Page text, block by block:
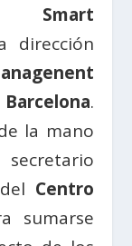
Smart
dirección
.
la mano
Centro
sumarse